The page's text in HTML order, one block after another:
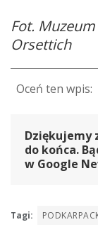
Fot.
Orsettich
Dziękujemy
do końca.
w Google
Tagi: